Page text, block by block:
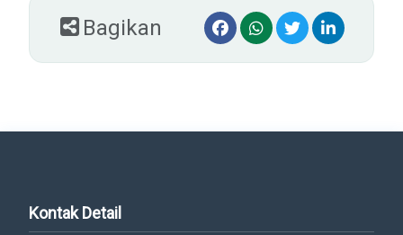
Bagikan
Kontak Detail